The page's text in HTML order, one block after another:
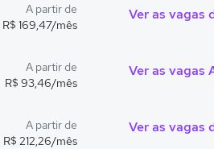
A partir de
R$ 169,47/mês
A partir de
R$ 93,46/mês
A partir de
R$ 212,26/mês
Ver as vagas